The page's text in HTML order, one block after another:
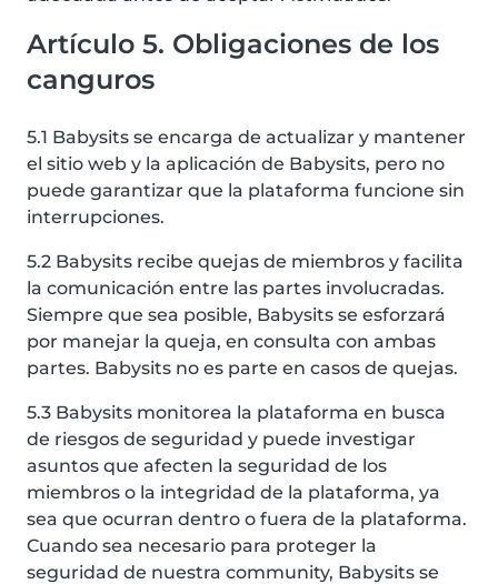
Artículo 5. Obligaciones de los
canguros
5.1 Babysits se encarga de actualizar y mantener
el sitio web y la aplicación de Babysits, pero no
puede garantizar que la plataforma funcione sin
interrupciones.
5.2 Babysits recibe quejas de miembros y facilita
la comunicación entre las partes involucradas.
Siempre que sea posible, Babysits se esforzará
por manejar la queja, en consulta con ambas
partes. Babysits no es parte en casos de quejas.
5.3 Babysits monitorea la plataforma en busca
de riesgos de seguridad y puede investigar
asuntos que afecten la seguridad de los
miembros o la integridad de la plataforma, ya
sea que ocurran dentro o fuera de la plataforma.
Cuando sea necesario para proteger la
seguridad de nuestra community, Babysits se